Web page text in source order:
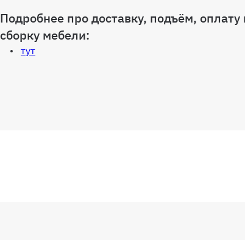
Подробнее про доставку, подъём, оплату
сборку мебели:
тут